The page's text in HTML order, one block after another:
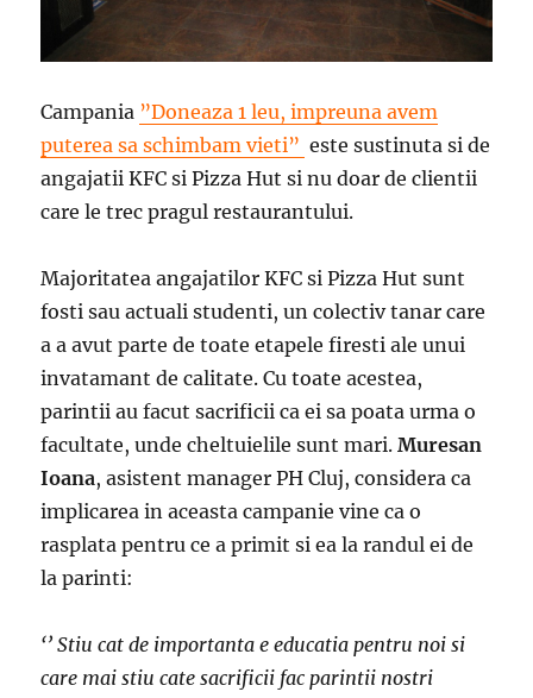
Campania ”Doneaza 1 leu, impreuna avem
puterea sa schimbam vieti” este sustinuta si de
angajatii KFC si Pizza Hut si nu doar de clientii
care le trec pragul restaurantului.
Majoritatea angajatilor KFC si Pizza Hut sunt
fosti sau actuali studenti, un colectiv tanar care
a a avut parte de toate etapele firesti ale unui
invatamant de calitate. Cu toate acestea,
parintii au facut sacrificii ca ei sa poata urma o
facultate, unde cheltuielile sunt mari.Muresan
Ioana, asistent manager PH Cluj, considera ca
implicarea in aceasta campanie vine ca o
rasplata pentru ce a primit si ea la randul ei de
la parinti:
‘’ Stiu cat de importanta e educatia pentru noi si
care mai stiu cate sacrificii fac parintii nostri